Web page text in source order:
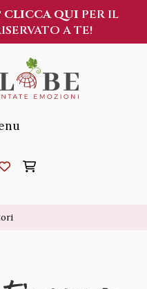
CLICCA QUI PER IL
A TE!